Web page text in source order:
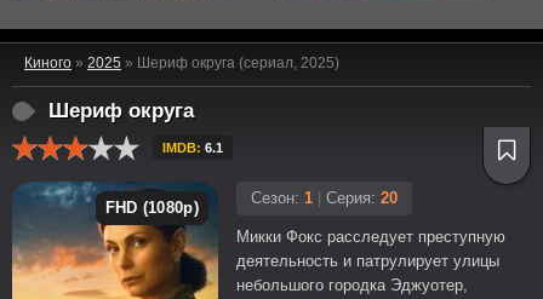
Киного » 2025 » Шериф округа (сериал, 2025)
Шериф округа
IMDB: 6.1
FHD (1080p)
Сезон: 1 Серия: 20
Микки Фокс расследует преступную
деятельность и патрулирует улицы
небольшого городка Эджуотер,